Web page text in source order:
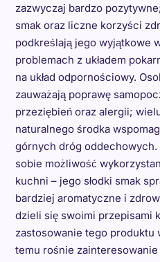
zazwyczaj bardzo
smak oraz liczne korzyści
podkreślają jego wyjątkowe
problemach z układem
na układ odpornościowy.
zauważają poprawę
przeziębień oraz alergii;
naturalnego środka
górnych dróg
sobie możliwość
kuchni – jego słodki smak
bardziej aromatyczne i
dzieli się swoimi przepisami
zastosowanie tego
temu rośnie